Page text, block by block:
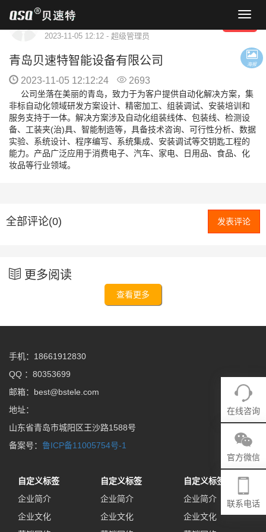
导
单
管理员
2023-11-05 12:12 - 超级管理员
青岛贝速特智能设备有限公司
2023-11-05 12:12:24 2693
公司坐落在美丽的青岛，致力于为客户提供自动化解决方案，集
非标自动化领域研发方案设计、精密加工、组装调试、安装培训和
服务支持于一体。解决方案涉及自动化组装线体、包装线、检测设
备、工装夹(治)具、智能制造等，具备技术咨询、可行性分析、数据
实验、系统设计、程序编写、系统集成、安装调试等交钥匙工程的
能力。产品广泛应用于消费电子、汽车、家电、日用品、食品、化
妆品等行业领域。
全部评论(0) 发表评论
更多阅读
查看更多
海报
手机：18661912830
QQ ：80353699
邮箱：best@bstele.com
地址：
山东省青岛市城阳区王沙路1588号
备案号： 鲁ICP备11005754号-1
自定义标签
企业简介
企业文化
自定义标签
企业简介
企业文化
自定义标签
企业简介
企业文化
在线咨询
官方微信
联系电话